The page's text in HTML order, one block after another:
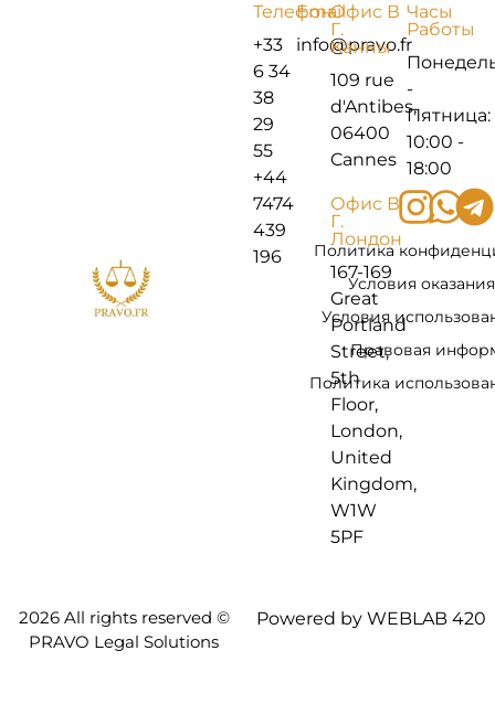
Телефон
+33
6 34
38
29
55
+44
7474
439
196
Email
info@pravo.fr
Офис В
Г.
Канны
109 rue
d'Antibes,
06400
Cannes
Офис В
Г.
Лондон
167-169
Great
Portland
Street,
5th
Floor,
London,
United
Kingdom,
W1W
5PF
Часы
Работы
-
Пятница:
10:00 -
18:00
Политика
Условия
Условия
Правовая
Политика
2026 All rights reserved ©
PRAVO Legal Solutions
Powered by WEBLAB 420